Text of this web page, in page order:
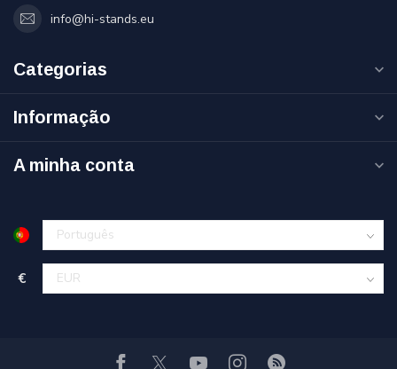
info@hi-stands.eu
Categorias
Informação
A minha conta
€